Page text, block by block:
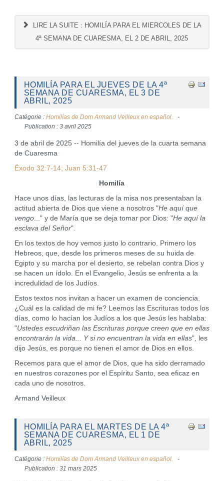
LIRE LA SUITE : HOMILÍA PARA EL MIERCOLES DE LA
4ª SEMANA DE CUARESMA, EL 2 DE ABRIL, 2025
HOMILÍA PARA EL JUEVES DE LA 4ª
SEMANA DE CUARESMA, EL 3 DE
ABRIL, 2025
Catégorie : Homilías de Dom Armand Veilleux en español.
Publication : 3 avril 2025
3 de abril de 2025 -- Homilía del jueves de la cuarta semana
de Cuaresma
Éxodo 32:7-14; Juan 5:31-47
Homilía
Hace unos días, las lecturas de la misa nos presentaban la
actitud abierta de Dios que viene a nosotros "He aquí que
vengo..." y de María que se deja tomar por Dios: "He aquí la
esclava del Señor".
En los textos de hoy vemos justo lo contrario. Primero los
Hebreos, que, desde los primeros meses de su huida de
Egipto y su marcha por el desierto, se rebelan contra Dios y
se hacen un ídolo. En el Evangelio, Jesús se enfrenta a la
incredulidad de los Judíos.
Estos textos nos invitan a hacer un examen de conciencia.
¿Cuál es la calidad de mi fe? Leemos las Escrituras todos los
días, como lo hacían los Judíos a los que Jesús les hablaba:
"Ustedes escudriñan las Escrituras porque creen que en ellas
encontrarán la vida... Y si no encuentran la vida en ellas", les
dijo Jesús, es porque no tienen el amor de Dios en ellos.
Recemos para que el amor de Dios, que ha sido derramado
en nuestros corazones por el Espíritu Santo, sea eficaz en
cada uno de nosotros.
Armand Veilleux
HOMILÍA PARA EL MARTES DE LA 4ª
SEMANA DE CUARESMA, EL 1 DE
ABRIL, 2025
Catégorie : Homilías de Dom Armand Veilleux en español.
Publication : 31 mars 2025